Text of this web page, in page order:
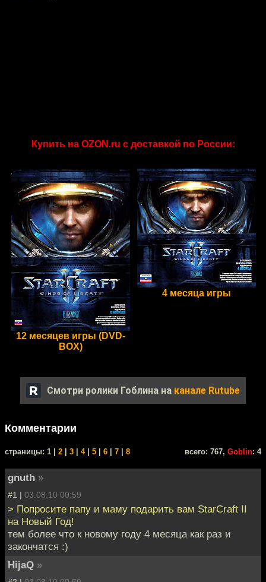
Купить на OZON.ru с доставкой по России:
12 месяцев игры (DVD-
BOX)
4 месяца игры
Смотри ролики Гоблина на канале Rutube
Комментарии
cтраницы: 1 | 2 3 4| 5 6 7 8 всего: 767, Goblin: 4
gnuth »
#1 | 03.08.10 00:59
> Попросите папу и маму подарить вам StarCraft II
на Новый Год!
тем более что к новому году 4 месяца как раз и
закончатся :)
HijaQ »